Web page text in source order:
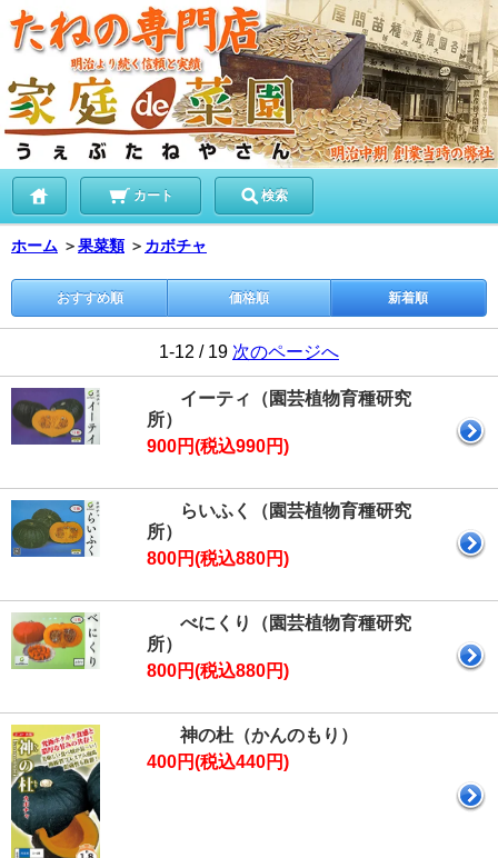
カート 検索
ホーム ＞果菜類 ＞ カボチャ
おすすめ順 価格順 新着順
1-12 / 19 次のページへ
イーティ（園芸植物育種研究
所）
900円(税込990円)
らいふく（園芸植物育種研究
所）
800円(税込880円)
べにくり（園芸植物育種研究
所）
800円(税込880円)
神の杜（かんのもり）
400円(税込440円)